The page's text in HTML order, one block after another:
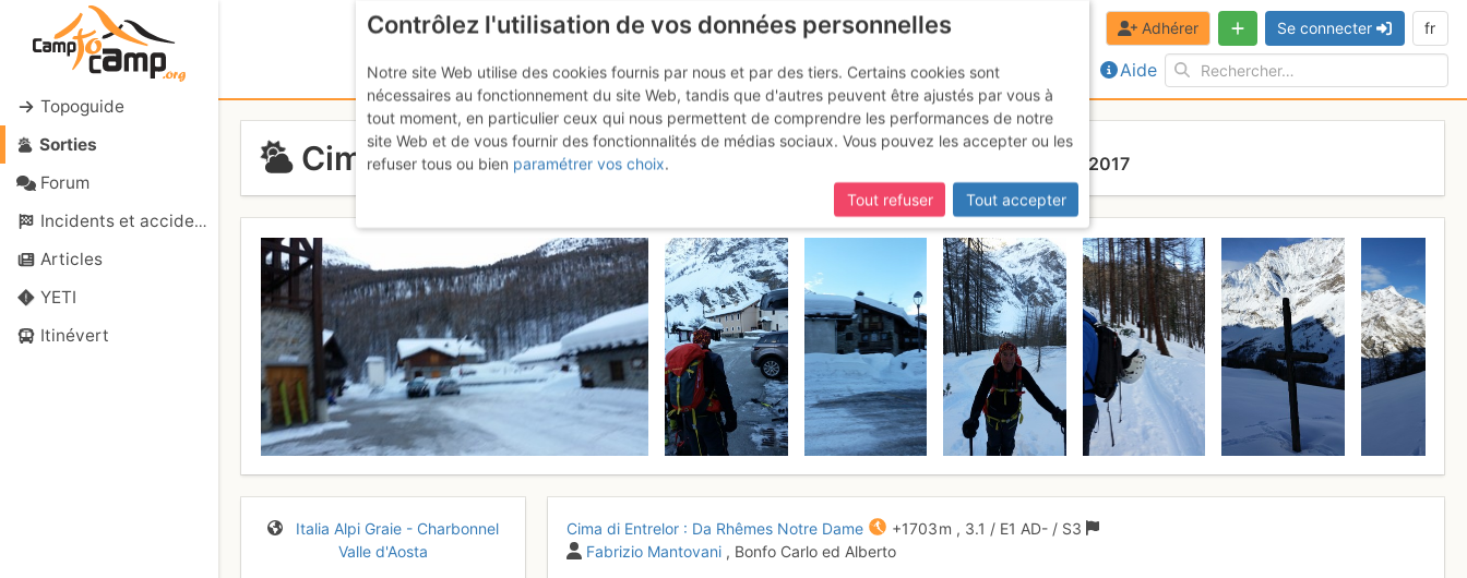
Topoguide
Sorties
Forum
Incidents et accidents
Articles
YETI
Itinévert
Aide
Adhérer Se connecter fr
Cima di Entrelor : Da Rhêmes Notre Dame Mardi 7 février 2017
Italia Alpi Graie - Charbonnel
Valle d'Aosta
Cima di Entrelor : Da Rhêmes Notre Dame +1703 m , 3.1 / E1 AD- / S3
Fabrizio Mantovani , Bonfo Carlo ed Alberto
Contrôlez l'utilisation de vos données personnelles
Notre site Web utilise des cookies fournis par nous et par des tiers. Certains cookies sont
nécessaires au fonctionnement du site Web, tandis que d'autres peuvent être ajustés par vous à
tout moment, en particulier ceux qui nous permettent de comprendre les performances de notre
site Web et de vous fournir des fonctionnalités de médias sociaux. Vous pouvez les accepter ou les
refuser tous ou bien paramétrer vos choix.
Tout refuser
Tout accepter